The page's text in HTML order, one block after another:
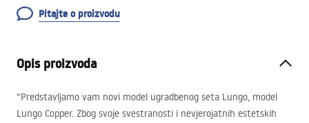
Pitajte o proizvodu
Opis proizvoda
“Predstavljamo vam novi model ugradbenog seta Lungo, model
Lungo Copper. Zbog svoje svestranosti i nevjerojatnih estetskih